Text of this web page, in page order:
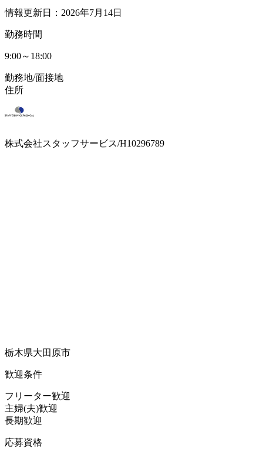
情報更新日：2026年7月14日
勤務時間
9:00～18:00
勤務地/面接地
住所
株式会社スタッフサービス/H10296789
栃木県大田原市
歓迎条件
フリーター歓迎
主婦(夫)歓迎
長期歓迎
応募資格